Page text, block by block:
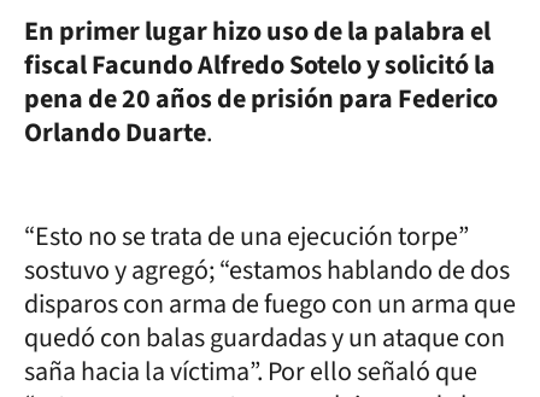
En primer lugar hizo uso de la palabra el
fiscal Facundo Alfredo Sotelo y solicitó la
pena de 20 años de prisión para Federico
Orlando Duarte.
“Esto no se trata de una ejecución torpe”
sostuvo y agregó; “estamos hablando de dos
disparos con arma de fuego con un arma que
quedó con balas guardadas y un ataque con
saña hacia la víctima”. Por ello señaló que